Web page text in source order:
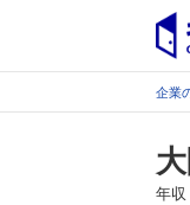
企業
年